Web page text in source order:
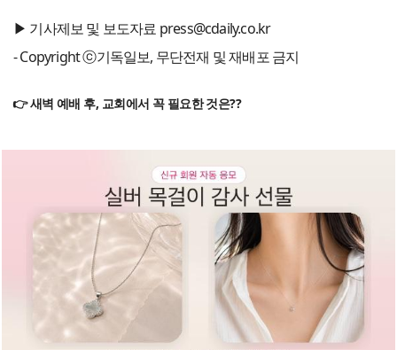
▶ 기사제보 및 보도자료 press@cdaily.co.kr
- Copyright ⓒ기독일보, 무단전재 및 재배포 금지
👉 새벽 예배 후, 교회에서 꼭 필요한 것은??